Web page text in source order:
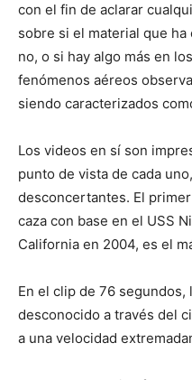
con el fin de aclarar
sobre si el material que
no, o si hay algo más en
fenómenos aéreos
siendo caracterizados
Los videos en sí son
punto de vista de cada
desconcertantes. El
caza con base en el USS
California en 2004, es el
En el clip de 76
desconocido a través del
a una velocidad